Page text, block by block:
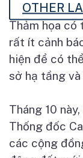
OTHER
Thảm họa có
rất ít cảnh
hiện để có thể
sở hạ tầng
Tháng 10
Thống đốc
các cộng đồ